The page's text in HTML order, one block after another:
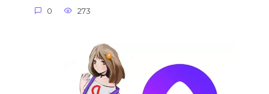
0 273